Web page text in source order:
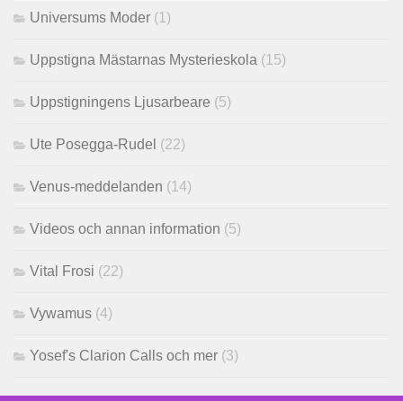
Universums Moder (1)
Uppstigna Mästarnas Mysterieskola (15)
Uppstigningens Ljusarbeare (5)
Ute Posegga-Rudel (22)
Venus-meddelanden (14)
Videos och annan information (5)
Vital Frosi (22)
Vywamus (4)
Yosef's Clarion Calls och mer (3)